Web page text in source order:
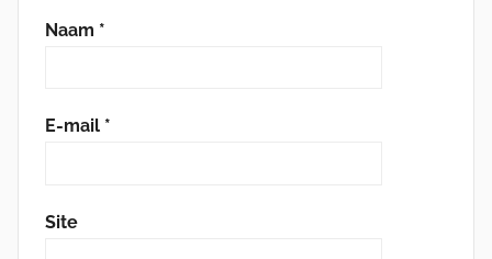
Naam *
E-mail *
Site